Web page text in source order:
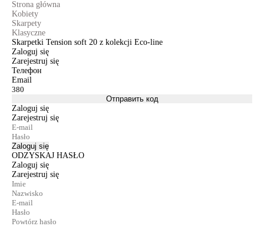
Strona główna
Kobiety
Skarpety
Klasyczne
Skarpetki Tension soft 20 z kolekcji Eco-line
Zaloguj się
Zarejestruj się
Телефон
Email
Отправить код
Zaloguj się
Zarejestruj się
Zaloguj się
ODZYSKAJ HASŁO
Zaloguj się
Zarejestruj się